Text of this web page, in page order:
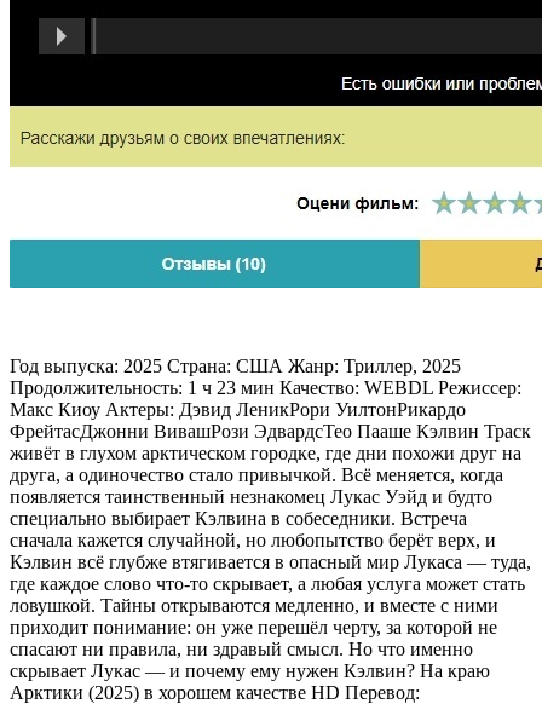
Год выпуска: 2025 Страна: США Жанр: Триллер, 2025
Продолжительность: 1 ч 23 мин Качество: WEBDL Режиссер:
Макс Киоу Актеры: Дэвид ЛеникРори УилтонРикардо
ФрейтасДжонни ВивашРози ЭдвардсТео Пааше Кэлвин Траск
живёт в глухом арктическом городке, где дни похожи друг на
друга, а одиночество стало привычкой. Всё меняется, когда
появляется таинственный незнакомец Лукас Уэйд и будто
специально выбирает Кэлвина в собеседники. Встреча
сначала кажется случайной, но любопытство берёт верх, и
Кэлвин всё глубже втягивается в опасный мир Лукаса — туда,
где каждое слово что-то скрывает, а любая услуга может стать
ловушкой. Тайны открываются медленно, и вместе с ними
приходит понимание: он уже перешёл черту, за которой не
спасают ни правила, ни здравый смысл. Но что именно
скрывает Лукас — и почему ему нужен Кэлвин? На краю
Арктики (2025) в хорошем качестве HD Перевод: